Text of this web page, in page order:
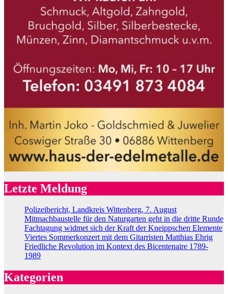
Letzte Meldung
Polizeibericht, Landkreis Wittenberg, 7. August
Mitmachbaustelle für den Naturgarten geht in die dritte Runde
Fachtagung widmet sich der Kraft der Kneippschen Elemente
Viertes Sommerkonzert mit dem Gitarristen Matthias Ehrig
Friedliche Revolution im Kontext des Bicentenaire 1789-
1989
Kategorien